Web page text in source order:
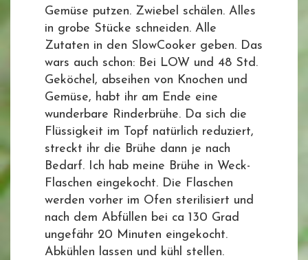
Gemüse putzen. Zwiebel schälen. Alles
in grobe Stücke schneiden. Alle
Zutaten in den SlowCooker geben. Das
wars auch schon: Bei LOW und 48 Std.
Geköchel, abseihen von Knochen und
Gemüse, habt ihr am Ende eine
wunderbare Rinderbrühe. Da sich die
Flüssigkeit im Topf natürlich reduziert,
streckt ihr die Brühe dann je nach
Bedarf. Ich hab meine Brühe in Weck-
Flaschen eingekocht. Die Flaschen
werden vorher im Ofen sterilisiert und
nach dem Abfüllen bei ca 130 Grad
ungefähr 20 Minuten eingekocht.
Abkühlen lassen und kühl stellen.